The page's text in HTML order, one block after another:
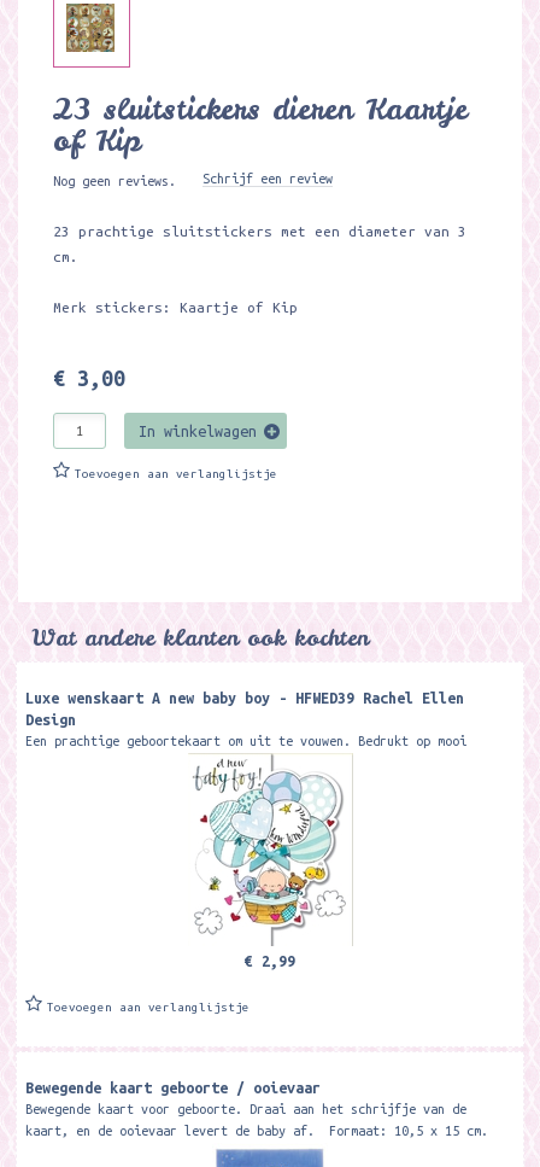
23 sluitstickers dieren Kaartje
of Kip
Nog geen reviews. Schrijf een review
23 prachtige sluitstickers met een diameter van 3
cm.
Merk stickers: Kaartje of Kip
€ 3,00
In winkelwagen
Toevoegen aan verlanglijstje
Wat andere klanten ook kochten
Luxe wenskaart A new baby boy - HFWED39 Rachel Ellen
Design
Een prachtige geboortekaart om uit te vouwen. Bedrukt op mooi
stevig papier en bewerkt met fijne glitters. Inclusief envelop.
Formaat:17 x 14,6 cm....
€ 2,99
Toevoegen aan verlanglijstje
Bewegende kaart geboorte / ooievaar
Bewegende kaart voor geboorte. Draai aan het schrijfje van de
kaart, en de ooievaar levert de baby af. Formaat: 10,5 x 15 cm.